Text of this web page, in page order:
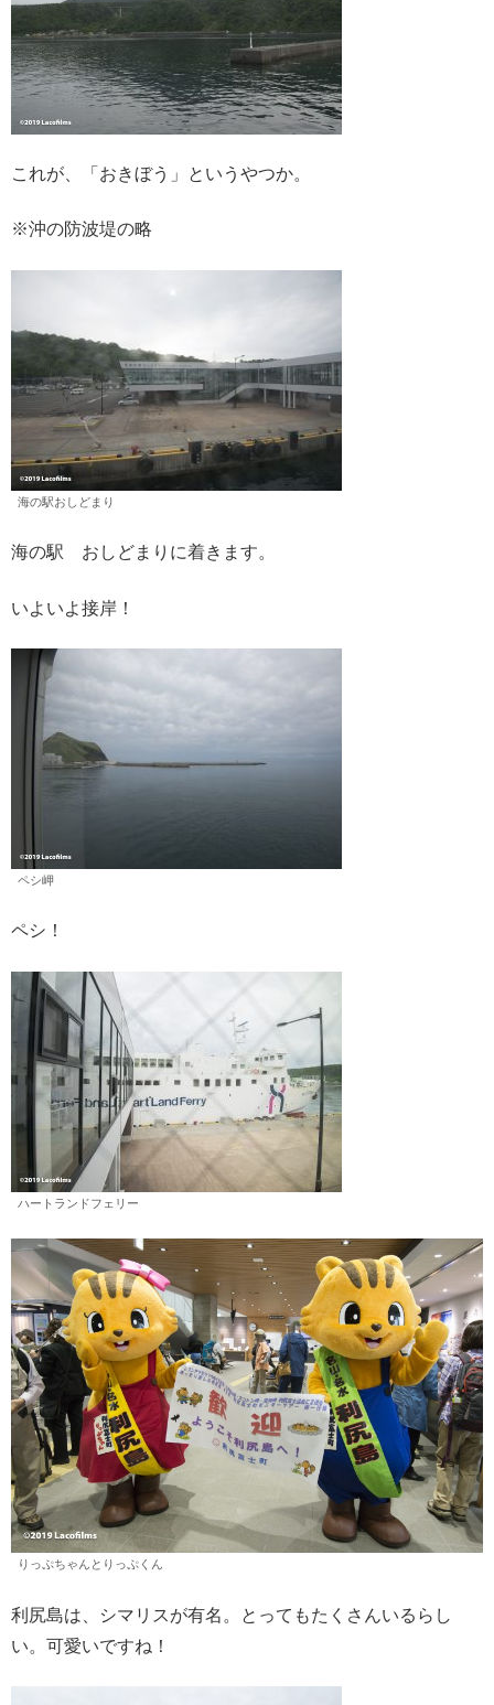
これが、「おきぼう」というやつか。
※沖の防波堤の略
海の駅おしどまり
海の駅 おしどまりに着きます。
いよいよ接岸！
ペシ岬
ペシ！
ハートランドフェリー
りっぷちゃんとりっぷくん
利尻島は、シマリスが有名。とってもたくさんいるらし
い。可愛いですね！